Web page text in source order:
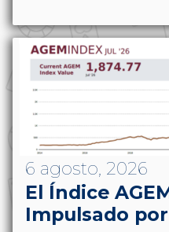
6 agosto, 2026
El Índice
Impulsado